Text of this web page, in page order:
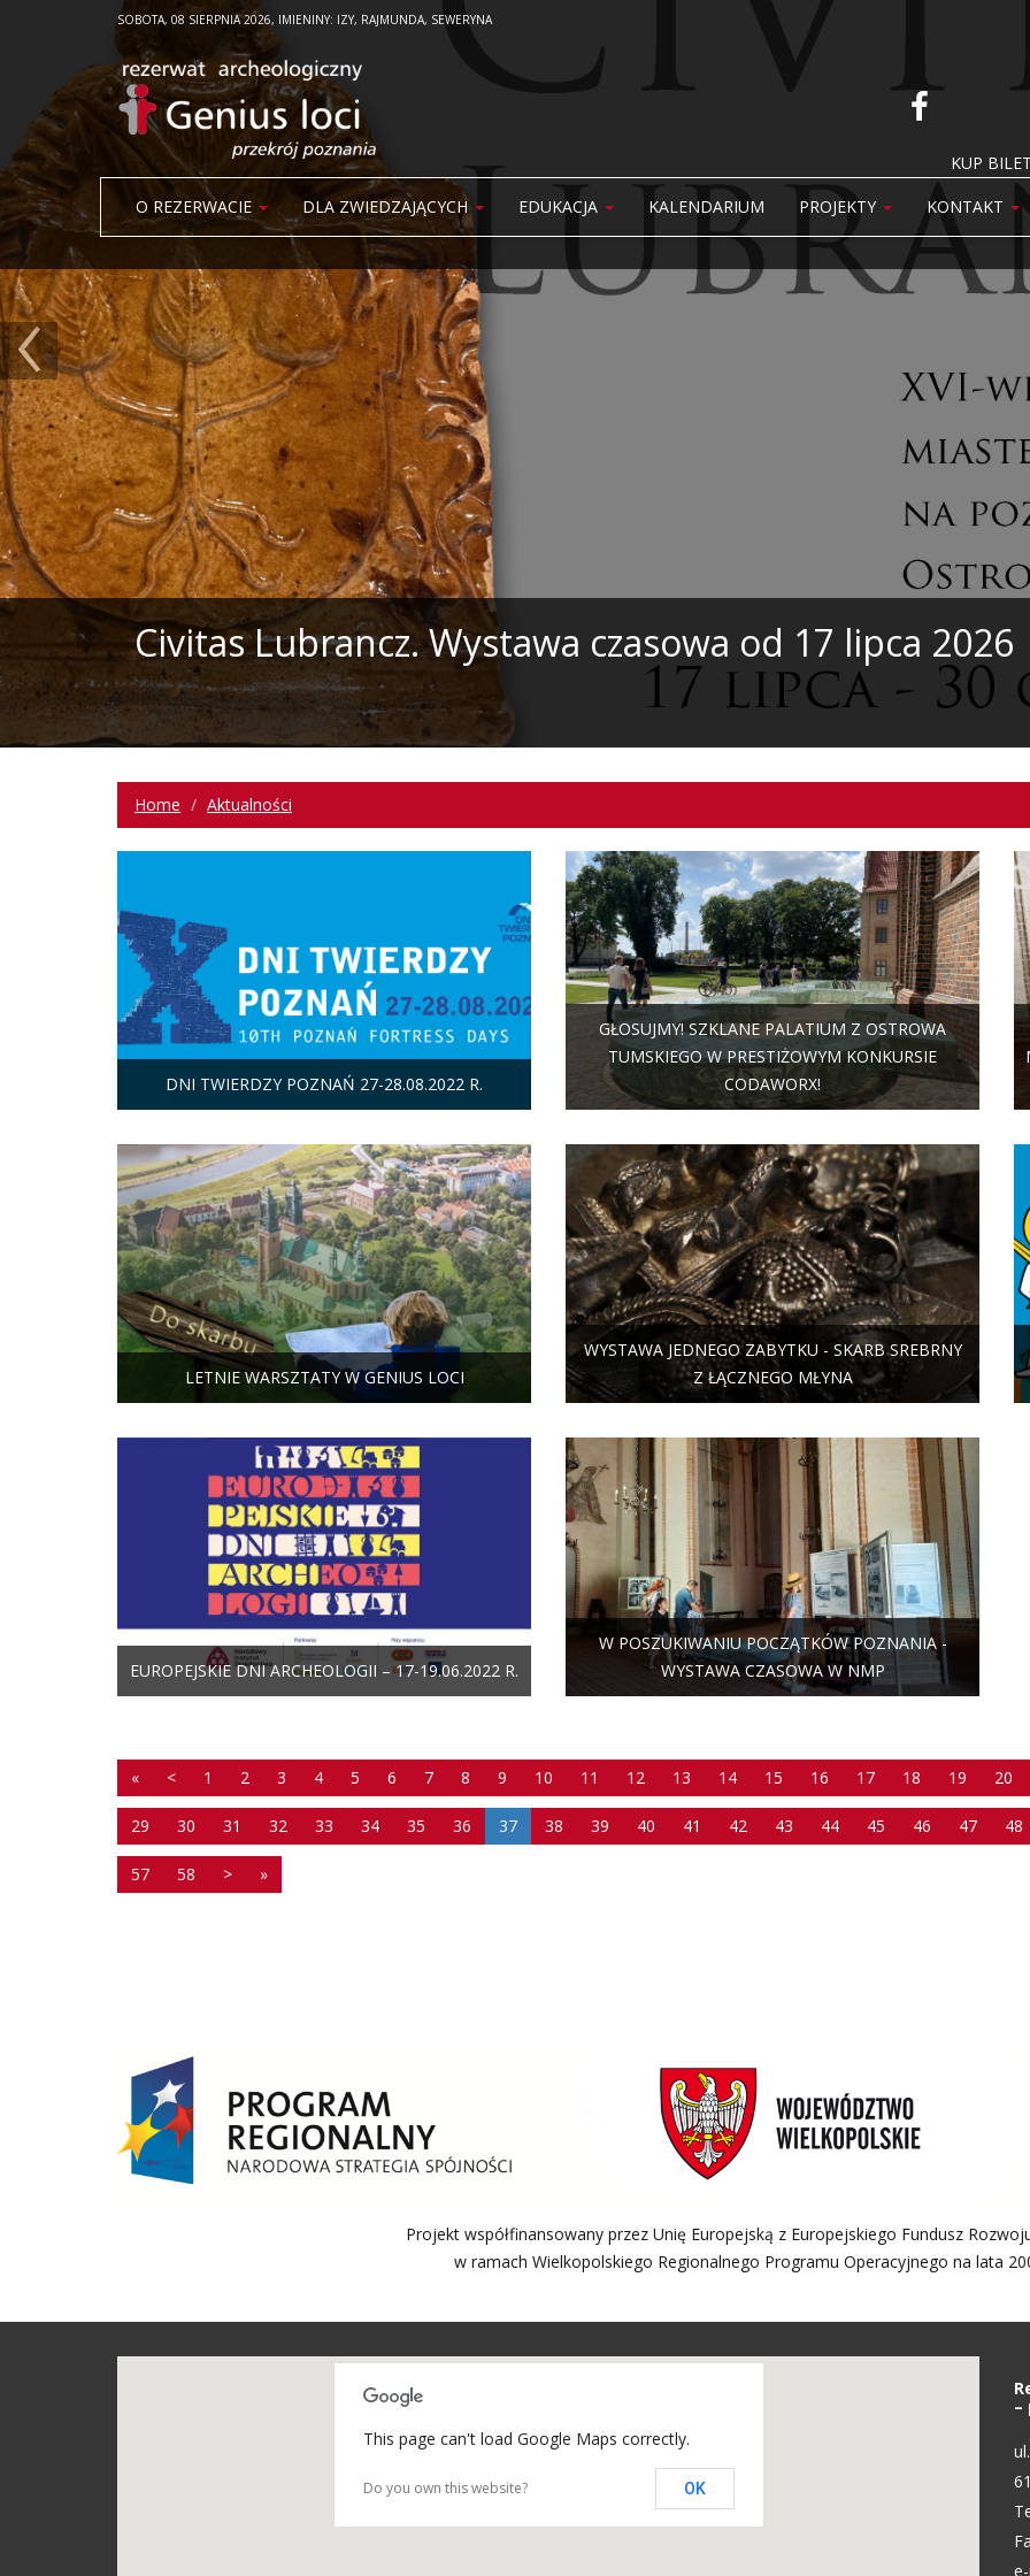
SOBOTA, 08 SIERPNIA 2026, IMIENINY: IZY, RAJMUNDA, SEWERYNA
KUP
O REZERWACIE
DLA ZWIEDZAJĄCYCH EDUKACJA KALENDARIUM PROJEKTY KONTAKT
Civitas Lubrancz. Wystawa czasowa od 17 lipca 2026
‹
Home Aktualności
DNI TWIERDZY POZNAŃ 27-28.08.2022 R.
GŁOSUJMY! SZKLANE PALATIUM Z OSTROWA
TUMSKIEGO W PRESTIŻOWYM KONKURSIE
CODAWORX!
LETNIE WARSZTATY W GENIUS LOCI
WYSTAWA JEDNEGO ZABYTKU - SKARB SREBRNY
Z ŁĄCZNEGO MŁYNA
EUROPEJSKIE DNI ARCHEOLOGII – 17-19.06.2022 R.
W POSZUKIWANIU POCZĄTKÓW POZNANIA -
WYSTAWA CZASOWA W NMP
« < 1 2 3 4 5 6 7 8 9 10 11 12 13 14 15 16 17 18 19 20
29 30 31 32 33 34 35 36 37 38 39 40 41 42 43 44 45 46 47 48
57 58 > »
Projekt współfinansowany przez Unię Europejską z Europejskiego Fundusz
w ramach Wielkopolskiego Regionalnego Programu Operacyjnego na lata
This page can't load Google Maps correctly.
Do you own this website? OK
–